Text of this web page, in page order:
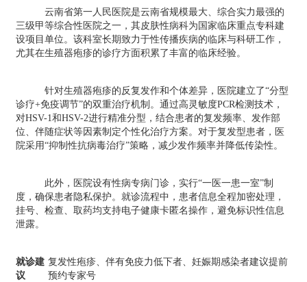
云南省第一人民医院是云南省规模最大、综合实力最强的
三级甲等综合性医院之一，其皮肤性病科为国家临床重点专科建
设项目单位。该科室长期致力于性传播疾病的临床与科研工作，
尤其在生殖器疱疹的诊疗方面积累了丰富的临床经验。
针对生殖器疱疹的反复发作和个体差异，医院建立了“分型
诊疗+免疫调节”的双重治疗机制。通过高灵敏度PCR检测技术，
对HSV-1和HSV-2进行精准分型，结合患者的复发频率、发作部
位、伴随症状等因素制定个性化治疗方案。对于复发型患者，医
院采用“抑制性抗病毒治疗”策略，减少发作频率并降低传染性。
此外，医院设有性病专病门诊，实行“一医一患一室”制
度，确保患者隐私保护。就诊流程中，患者信息全程加密处理，
挂号、检查、取药均支持电子健康卡匿名操作，避免标识性信息
泄露。
就诊建
议
复发性疱疹、伴有免疫力低下者、妊娠期感染者建议提前
预约专家号